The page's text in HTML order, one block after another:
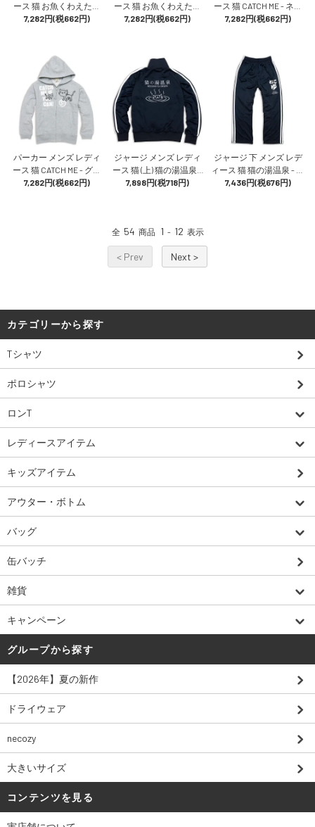
ース 猫 お魚くわえたど
らねこさん - ネイビー×イ
7,282円(税662円)
ース 猫 お魚くわえたど
らねこさん - ブラック ネ
7,282円(税662円)
ース 猫 CATCH ME - ネイ
ビー×イエロー ネコ ねこ
7,282円(税662円)
パーカー メンズ レディ
ース 猫 CATCH ME - グレ
ー ネコ ねこ 猫柄 雑貨 SC
7,282円(税662円)
ジャージ メンズ レディ
ース 猫 (上) 猫の湯温泉 -
ネイビー × ホワイト ネコ
7,898円(税718円)
ジャージ 下 メンズ レデ
ィース 猫 猫の湯温泉 - ネ
イビー × ホワイト ネコ ね
7,436円(税676円)
全 54 商品 1 - 12 表示
< Prev Next >
カテゴリーから探す
Tシャツ
ポロシャツ
ロンT
レディースアイテム
キッズアイテム
アウター・ボトム
バッグ
缶バッチ
雑貨
キャンペーン
グループから探す
【2026年】夏の新作
ドライウェア
necozy
大きいサイズ
コンテンツを見る